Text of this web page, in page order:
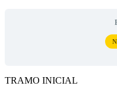
TRAMO INICIAL